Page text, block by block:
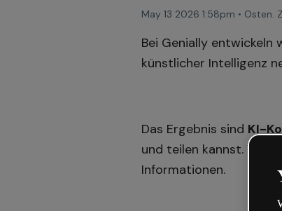
May 13 2026 1:58pm • Osten.
Bei Genially entwickeln
künstlicher Intelligenz
Das Ergebnis sind KI-
und teilen kannst. Was
Informationen.